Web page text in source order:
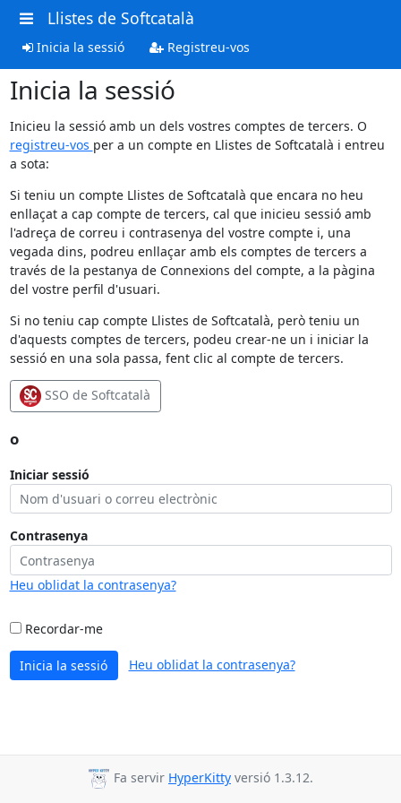
Llistes de Softcatalà
Inicia la sessió Registreu-vos
Inicia la sessió
Inicieu la sessió amb un dels vostres comptes de tercers. O
registreu-vos per a un compte en Llistes de Softcatalà i entreu
a sota:
Si teniu un compte Llistes de Softcatalà que encara no heu
enllaçat a cap compte de tercers, cal que inicieu sessió amb
l'adreça de correu i contrasenya del vostre compte i, una
vegada dins, podreu enllaçar amb els comptes de tercers a
través de la pestanya de Connexions del compte, a la pàgina
del vostre perfil d'usuari.
Si no teniu cap compte Llistes de Softcatalà, però teniu un
d'aquests comptes de tercers, podeu crear-ne un i iniciar la
sessió en una sola passa, fent clic al compte de tercers.
SSO de Softcatalà
o
Iniciar sessió
Contrasenya
Heu oblidat la contrasenya?
Recordar-me
Inicia la sessió Heu oblidat la contrasenya?
Fa servir HyperKitty versió 1.3.12.